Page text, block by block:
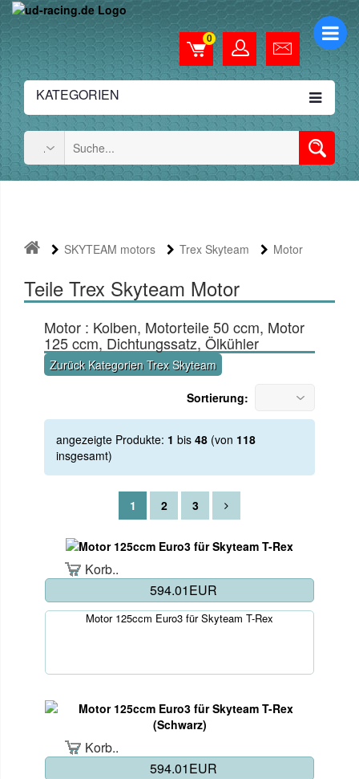
KATEGORIEN
0
SKYTEAM motors Trex Skyteam Motor
Teile Trex Skyteam Motor
Motor : Kolben, Motorteile 50 ccm, Motor
125 ccm, Dichtungssatz, Ölkühler
Zurück Kategorien Trex Skyteam
Sortierung:
angezeigte Produkte: 1 bis 48 (von 118
insgesamt)
1 2 3
Korb..
594.01EUR
Motor 125ccm Euro3 für Skyteam T-Rex
Korb..
594.01EUR